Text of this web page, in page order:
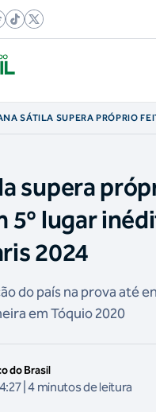
SÁTILA SUPERA PRÓPRIO
supera
5º lugar
2024
do país na prova até
em Tóquio 2020
do Brasil
| 4 minutos de leitura